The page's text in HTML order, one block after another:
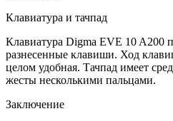
Клавиатура и тачпад
Клавиатура Digma EVE 10 A200
разнесенные клавиши. Ход
целом удобная. Тачпад имеет
жесты несколькими пальцами.
Заключение